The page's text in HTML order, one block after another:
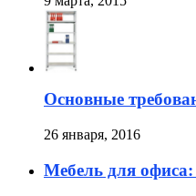
Основные
26 января, 2016
Мебель для